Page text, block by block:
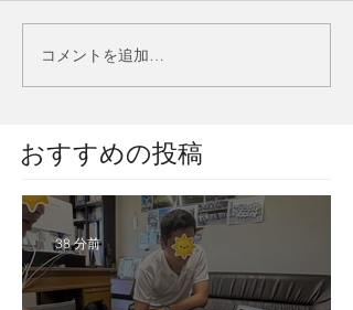
コメントを追加…
​おすすめの投稿
38 分前